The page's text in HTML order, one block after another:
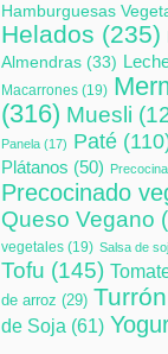
Hamburguesas
Helados (235)
Almendras (33)
Macarrones (19)
(316) Muesli
Panela (17) Paté
Plátanos (50)
Precocinado
Queso Vegano
vegetales (19) Salsa de
Tofu (145)
de arroz (29) Turrón
de Soja (61)